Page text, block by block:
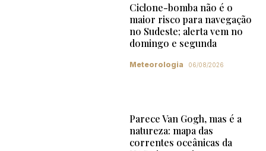
Ciclone-bomba não é o
maior risco para navegação
no Sudeste; alerta vem no
domingo e segunda
Meteorologia 06/08/2026
Parece Van Gogh, mas é a
natureza: mapa das
correntes oceânicas da